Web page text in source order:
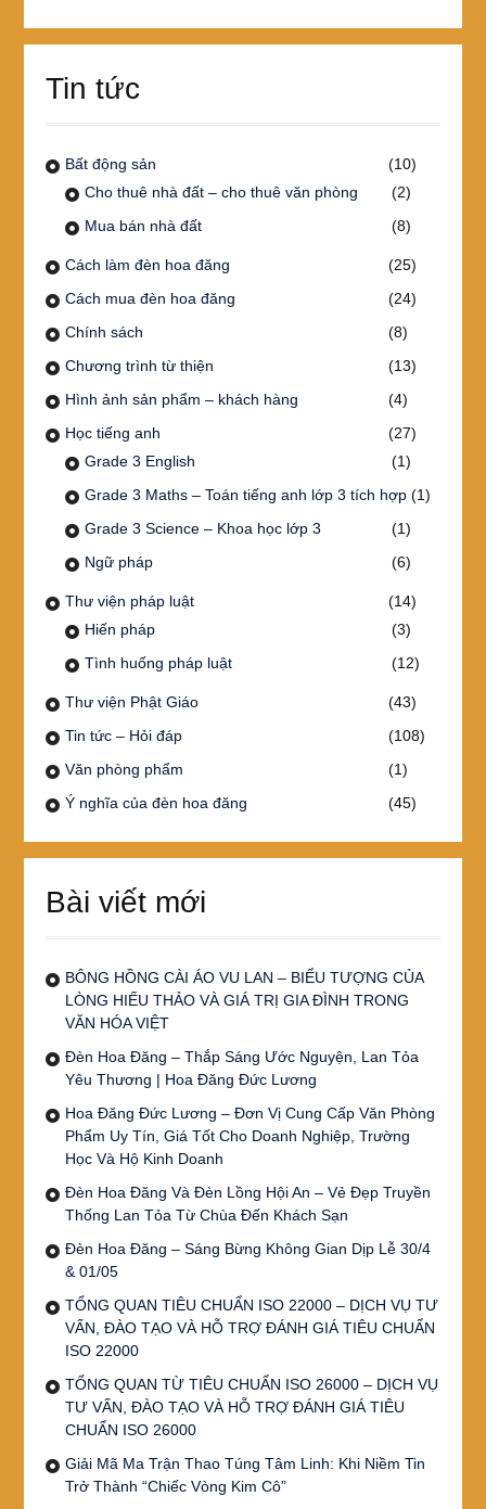
Tin tức
Bất động sản
(10)
Cho thuê nhà đất – cho thuê văn phòng
(2)
Mua bán nhà đất
(8)
Cách làm đèn hoa đăng
(25)
Cách mua đèn hoa đăng
(24)
Chính sách
(8)
Chương trình từ thiện
(13)
Hình ảnh sản phẩm – khách hàng
(4)
Học tiếng anh
(27)
Grade 3 English
(1)
Grade 3 Maths – Toán tiếng anh lớp 3 tích hợp(1)
Grade 3 Science – Khoa học lớp 3
(1)
Ngữ pháp
(6)
Thư viện pháp luật
(14)
Hiến pháp
(3)
Tình huống pháp luật
(12)
Thư viện Phật Giáo
(43)
Tin tức – Hỏi đáp
(108)
Văn phòng phẩm
(1)
Ý nghĩa của đèn hoa đăng
(45)
Bài viết mới
BÔNG HỒNG CÀI ÁO VU LAN – BIỂU TƯỢNG CỦA
LÒNG HIẾU THẢO VÀ GIÁ TRỊ GIA ĐÌNH TRONG
VĂN HÓA VIỆT
Đèn Hoa Đăng – Thắp Sáng Ước Nguyện, Lan Tỏa
Yêu Thương | Hoa Đăng Đức Lương
Hoa Đăng Đức Lương – Đơn Vị Cung Cấp Văn Phòng
Phẩm Uy Tín, Giá Tốt Cho Doanh Nghiệp, Trường
Học Và Hộ Kinh Doanh
Đèn Hoa Đăng Và Đèn Lồng Hội An – Vẻ Đẹp Truyền
Thống Lan Tỏa Từ Chùa Đến Khách Sạn
Đèn Hoa Đăng – Sáng Bừng Không Gian Dịp Lễ 30/4
& 01/05
TỔNG QUAN TIÊU CHUẨN ISO 22000 – DỊCH VỤ TƯ
VẤN, ĐÀO TẠO VÀ HỖ TRỢ ĐÁNH GIÁ TIÊU CHUẨN
ISO 22000
TỔNG QUAN TỪ TIÊU CHUẨN ISO 26000 – DỊCH VỤ
TƯ VẤN, ĐÀO TẠO VÀ HỖ TRỢ ĐÁNH GIÁ TIÊU
CHUẨN ISO 26000
Giải Mã Ma Trận Thao Túng Tâm Linh: Khi Niềm Tin
Trở Thành “Chiếc Vòng Kim Cô”